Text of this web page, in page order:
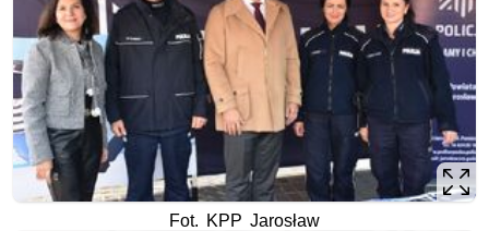
Fot. KPP Jarosław